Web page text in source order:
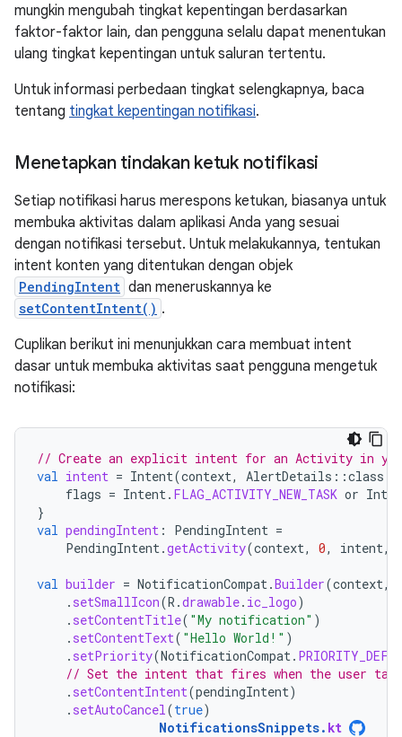
mungkin mengubah tingkat kepentingan berdasarkan
faktor-faktor lain, dan pengguna selalu dapat menentukan
ulang tingkat kepentingan untuk saluran tertentu.
Untuk informasi perbedaan tingkat selengkapnya, baca
tentang tingkat kepentingan notifikasi.
Menetapkan tindakan ketuk notifikasi
Setiap notifikasi harus merespons ketukan, biasanya untuk
membuka aktivitas dalam aplikasi Anda yang sesuai
dengan notifikasi tersebut. Untuk melakukannya, tentukan
intent konten yang ditentukan dengan objek
PendingIntent dan meneruskannya ke
setContentIntent() .
Cuplikan berikut ini menunjukkan cara membuat intent
dasar untuk membuka aktivitas saat pengguna mengetuk
notifikasi:
// Create an explicit intent for an Activity in
val intent = Intent(context, AlertDetails ::class
flags = Intent. FLAG_ACTIVITY_NEW_TASK or
}
val pendingIntent : PendingIntent =
PendingIntent.getActivity(context, 0, intent,
val builder = NotificationCompat.Builder(context,
. setSmallIcon(R .drawable. ic_logo)
. setContentTitle( "My notification" )
. setContentText( "Hello World!" )
. setPriority(NotificationCompat.
// Set the intent that fires when the user
. setContentIntent(pendingIntent)
. setAutoCancel(true)
NotificationsSnippets. kt